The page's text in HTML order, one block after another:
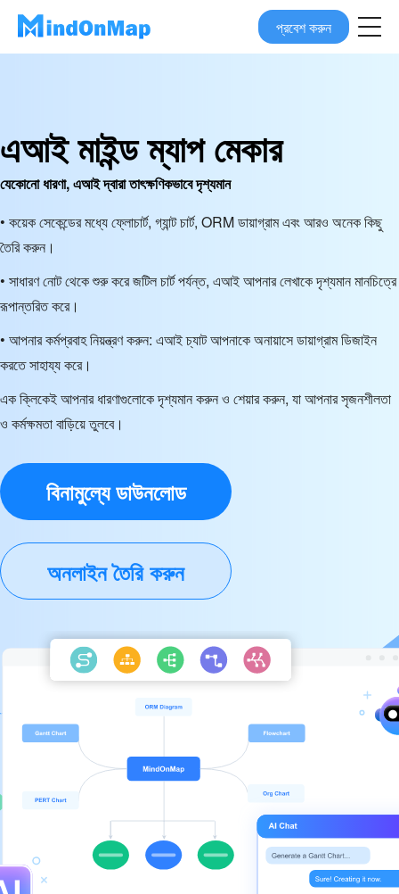
প্রবেশ করুন
এআই মাইন্ড ম্যাপ মেকার
যেকোনো ধারণা, এআই দ্বারা তাৎক্ষণিকভাবে দৃশ্যমান
• কয়েক সেকেন্ডের মধ্যে ফ্লোচার্ট, গ্যান্ট চার্ট, ORM ডায়াগ্রাম এবং আরও অনেক কিছু
তৈরি করুন।
• সাধারণ নোট থেকে শুরু করে জটিল চার্ট পর্যন্ত, এআই আপনার লেখাকে দৃশ্যমান মানচিত্রে
রূপান্তরিত করে।
• আপনার কর্মপ্রবাহ নিয়ন্ত্রণ করুন: এআই চ্যাট আপনাকে অনায়াসে ডায়াগ্রাম ডিজাইন
করতে সাহায্য করে।
এক ক্লিকেই আপনার ধারণাগুলোকে দৃশ্যমান করুন ও শেয়ার করুন, যা আপনার সৃজনশীলতা
ও কর্মক্ষমতা বাড়িয়ে তুলবে।
বিনামুল্যে ডাউনলোড
অনলাইন তৈরি করুন